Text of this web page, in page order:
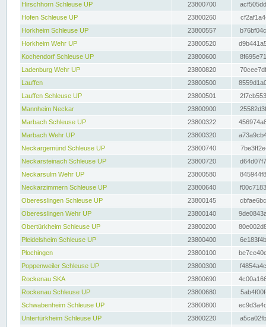
Hirschhorn Schleuse UP
23800700
Hofen Schleuse UP
23800260
Horkheim Schleuse UP
23800557
Horkheim Wehr UP
23800520
Kochendorf Schleuse UP
23800600
Ladenburg Wehr UP
23800820
Lauffen
23800500
Lauffen Schleuse UP
23800501
Mannheim Neckar
23800900
Marbach Schleuse UP
23800322
Marbach Wehr UP
23800320
Neckargemünd Schleuse UP
23800740
Neckarsteinach Schleuse UP
23800720
Neckarsulm Wehr UP
23800580
Neckarzimmern Schleuse UP
23800640
Oberesslingen Schleuse UP
23800145
Oberesslingen Wehr UP
23800140
Obertürkheim Schleuse UP
23800200
Pleidelsheim Schleuse UP
23800400
Plochingen
23800100
Poppenweiler Schleuse UP
23800300
Rockenau SKA
23800690
Rockenau Schleuse UP
23800680
Schwabenheim Schleuse UP
23800800
Untertürkheim Schleuse UP
23800220